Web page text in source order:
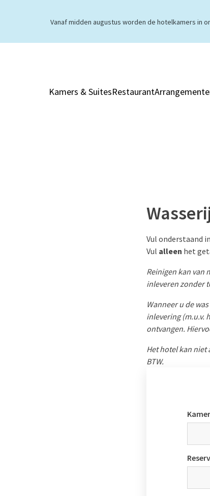
Vanaf midden augustus worden de hotelkamers in
Kamers & SuitesRestaurant
Vul onderstaand
Vul alleen het
Reinigen kan van
inleveren zonder
Wanneer u de
inlevering (m.u.v.
ontvangen.
Het hotel kan niet
BTW.